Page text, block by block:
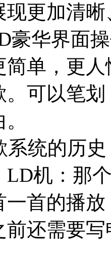
现更加清
豪华界面
简单，更
。可以笔
统的历
机：那个
首的播
前还需要